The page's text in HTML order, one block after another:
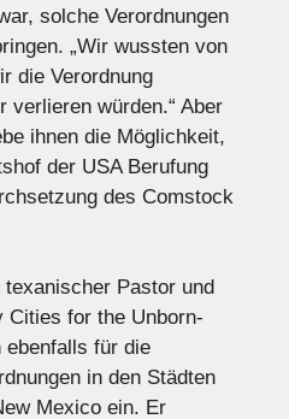
solche Verordnungen
„Wir wussten von
die Verordnung
verlieren würden.“ Aber
ihnen die Möglichkeit,
der USA Berufung
des Comstock
Pastor und
Cities for the Unborn-
ebenfalls für die
in den Städten
Mexico ein. Er